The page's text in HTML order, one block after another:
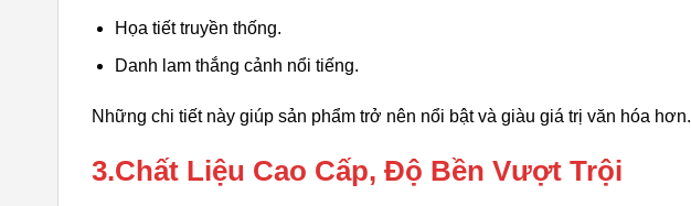
Họa tiết truyền thống.
Danh lam thắng cảnh nổi tiếng.
Những chi tiết này giúp sản phẩm trở nên nổi bật và giàu giá trị văn hóa hơn.
3.Chất Liệu Cao Cấp, Độ Bền Vượt Trội